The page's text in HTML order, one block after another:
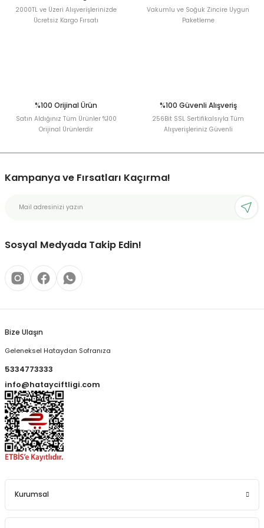
2000TL ve Üzeri Alışverişlerinizde
Ücretsiz Kargo Fırsatı
Vakumlu ve Soğuk Zincire Uygun
Paketleme
%100 Orijinal Ürün
Satın Aldığınız Tüm Ürünler %100
Orijinal Ürünlerdir
%100 Güvenli Alışveriş
256Bit SSL Sertifikalsıyla Tüm
Alışverişleriniz Güvenli
Kampanya ve Fırsatları Kaçırma!
Sosyal Medyada Takip Edin!
Bize Ulaşın
Geleneksel Hataydan Sofranıza
5334773333
info@hatayciftligi.com
Kurumsal